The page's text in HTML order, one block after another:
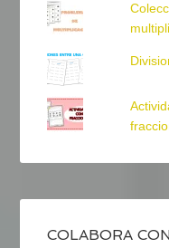
COLABORA